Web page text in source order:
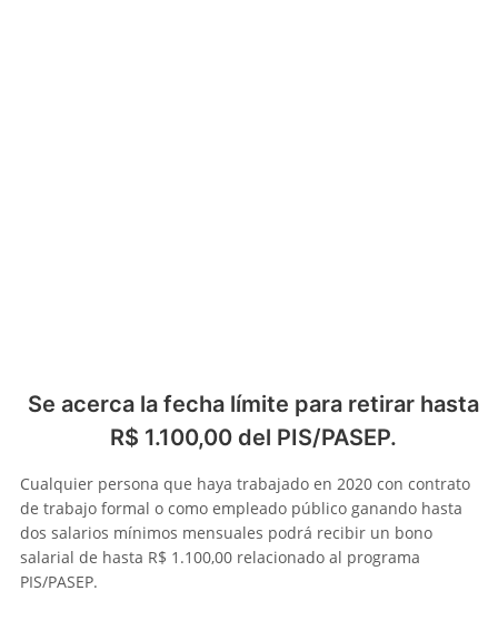
Se acerca la fecha límite para retirar hasta
R$ 1.100,00 del PIS/PASEP.
Cualquier persona que haya trabajado en 2020 con contrato
de trabajo formal o como empleado público ganando hasta
dos salarios mínimos mensuales podrá recibir un bono
salarial de hasta R$ 1.100,00 relacionado al programa
PIS/PASEP.